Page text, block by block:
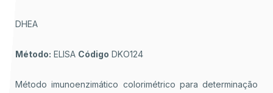
DHEA
Método: ELISA Código DKO124
Método imunoenzimático colorimétrico para determinação